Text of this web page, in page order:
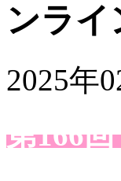
ンライ
2025年
第166